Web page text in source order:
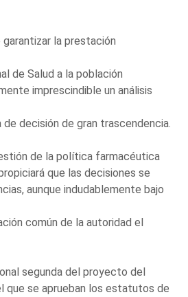
la prestación
de Salud a la población
imprescindible un análisis
decisión de gran trascendencia.
de la política farmacéutica
que las decisiones se
aunque indudablemente bajo
común de la autoridad el
segunda del proyecto del
que se aprueban los estatutos de